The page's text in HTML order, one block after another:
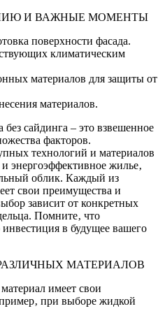
И ВАЖНЫЕ МОМЕНТЫ
поверхности фасада.
климатическим
материалов для защиты от
материалов.
сайдинга – это взвешенное
факторов.
технологий и материалов
энергоэффективное жилье‚
облик. Каждый из
свои преимущества и
зависит от конкретных
Помните‚ что
инвестиция в будущее вашего
МАТЕРИАЛОВ
имеет свои
при выборе жидкой